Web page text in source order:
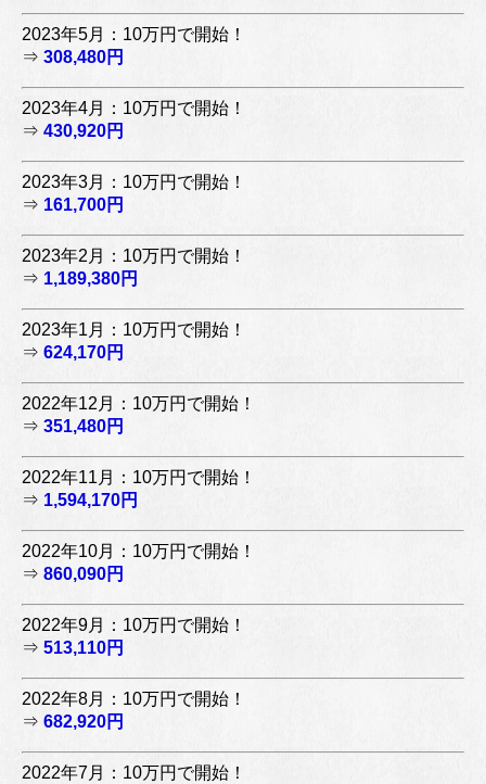
2023年5月：10万円で開始！
⇒ 308,480円
2023年4月：10万円で開始！
⇒ 430,920円
2023年3月：10万円で開始！
⇒ 161,700円
2023年2月：10万円で開始！
⇒ 1,189,380円
2023年1月：10万円で開始！
⇒ 624,170円
2022年12月：10万円で開始！
⇒ 351,480円
2022年11月：10万円で開始！
⇒ 1,594,170円
2022年10月：10万円で開始！
⇒ 860,090円
2022年9月：10万円で開始！
⇒ 513,110円
2022年8月：10万円で開始！
⇒ 682,920円
2022年7月：10万円で開始！